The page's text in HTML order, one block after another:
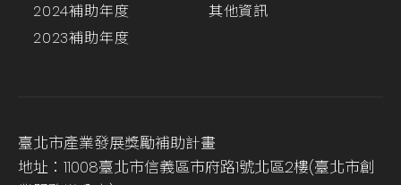
2024補助年度
2023補助年度
其他資訊
臺北市產業發展獎勵補助計畫
地址：11008臺北市信義區市府路1號北區2樓(臺北市創